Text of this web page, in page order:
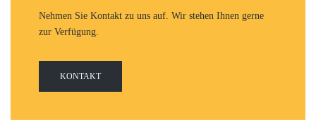
Nehmen Sie Kontakt zu uns auf. Wir stehen Ihnen gerne
zur Verfügung.
KONTAKT